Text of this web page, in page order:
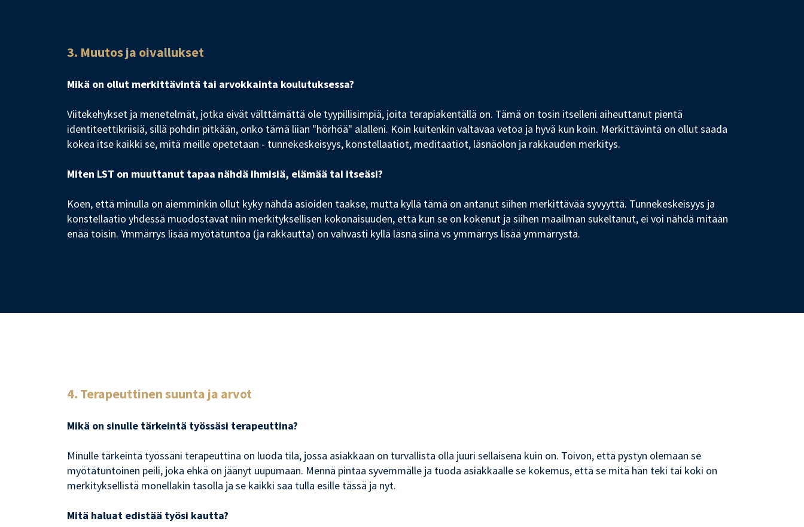
3. Muutos ja oivallukset
Mikä on ollut merkittävintä tai arvokkainta koulutuksessa?
Viitekehykset ja menetelmät, jotka eivät välttämättä ole tyypillisimpiä, joita terapiakentällä on. Tämä on tosin itselleni aiheuttanut pientä
identiteettikriisiä, sillä pohdin pitkään, onko tämä liian "hörhöä" alalleni. Koin kuitenkin valtavaa vetoa ja hyvä kun koin. Merkittävintä on ollut saada
kokea itse kaikki se, mitä meille opetetaan - tunnekeskeisyys, konstellaatiot, meditaatiot, läsnäolon ja rakkauden merkitys.
Miten LST on muuttanut tapaa nähdä ihmisiä, elämää tai itseäsi?
Koen, että minulla on aiemminkin ollut kyky nähdä asioiden taakse, mutta kyllä tämä on antanut siihen merkittävää syvyyttä. Tunnekeskeisyys ja
konstellaatio yhdessä muodostavat niin merkityksellisen kokonaisuuden, että kun se on kokenut ja siihen maailman sukeltanut, ei voi nähdä mitään
enää toisin. Ymmärrys lisää myötätuntoa (ja rakkautta) on vahvasti kyllä läsnä siinä vs ymmärrys lisää ymmärrystä.
4. Terapeuttinen suunta ja arvot
Mikä on sinulle tärkeintä työssäsi terapeuttina?
Minulle tärkeintä työssäni terapeuttina on luoda tila, jossa asiakkaan on turvallista olla juuri sellaisena kuin on. Toivon, että pystyn olemaan se
myötätuntoinen peili, joka ehkä on jäänyt uupumaan. Mennä pintaa syvemmälle ja tuoda asiakkaalle se kokemus, että se mitä hän teki tai koki on
merkityksellistä monellakin tasolla ja se kaikki saa tulla esille tässä ja nyt.
Mitä haluat edistää työsi kautta?